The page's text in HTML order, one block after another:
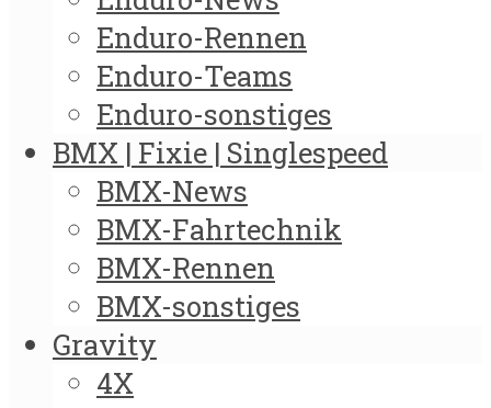
Enduro-Rennen
Enduro-Teams
Enduro-sonstiges
BMX | Fixie | Singlespeed
BMX-News
BMX-Fahrtechnik
BMX-Rennen
BMX-sonstiges
Gravity
4X